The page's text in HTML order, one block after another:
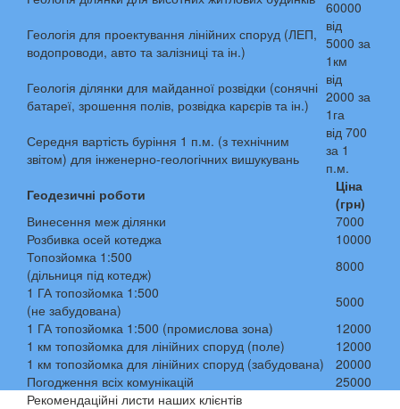
60000
Геологія для проектування лінійних споруд (ЛЕП,
водопроводи, авто та залізниці та ін.)
від
5000 за
1км
Геологія ділянки для майданної розвідки (сонячні
батареї, зрошення полів, розвідка карєрів та ін.)
від
2000 за
1га
Середня вартість буріння 1 п.м. (з технічним
звітом) для інженерно-геологічних вишукувань
від 700
за 1
п.м.
Геодезичні роботи
Ціна
(грн)
Винесення меж ділянки
7000
Розбивка осей котеджа
10000
Топозйомка 1:500
(дільниця під котедж)
8000
1 ГА топозйомка 1:500
(не забудована)
5000
1 ГА топозйомка 1:500 (промислова зона)
12000
1 км топозйомка для лінійних споруд (поле)
12000
1 км топозйомка для лінійних споруд (забудована)
20000
Погодження всіх комунікацій
25000
Рекомендаційні листи наших клієнтів